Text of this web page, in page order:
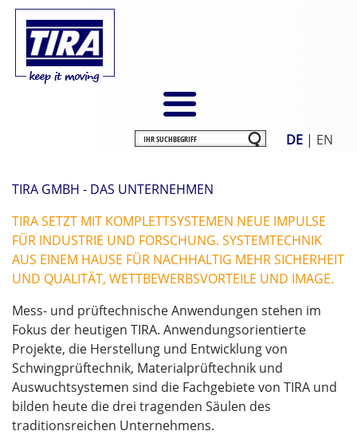
DE | EN
TIRA GMBH - DAS UNTERNEHMEN
TIRA SETZT MIT KOMPLETTSYSTEMEN NEUE IMPULSE
FÜR INDUSTRIE UND FORSCHUNG. SYSTEMTECHNIK
AUS EINEM HAUSE FÜR NACHHALTIG MEHR SICHERHEIT
UND QUALITÄT, WETTBEWERBSVORTEILE UND IMAGE.
Mess- und prüftechnische Anwendungen stehen im
Fokus der heutigen TIRA. Anwendungsorientierte
Projekte, die Herstellung und Entwicklung von
Schwingprüftechnik, Materialprüftechnik und
Auswuchtsystemen sind die Fachgebiete von TIRA und
bilden heute die drei tragenden Säulen des
traditionsreichen Unternehmens.